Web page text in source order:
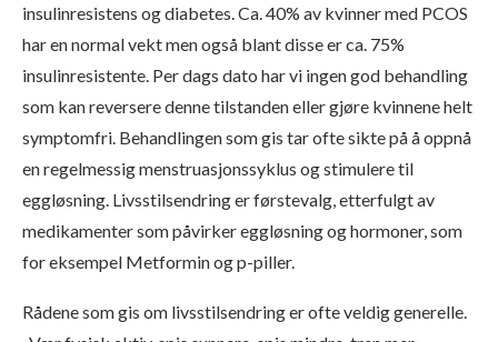
insulinresistens og diabetes. Ca. 40% av kvinner med PCOS
har en normal vekt men også blant disse er ca. 75%
insulinresistente. Per dags dato har vi ingen god behandling
som kan reversere denne tilstanden eller gjøre kvinnene helt
symptomfri. Behandlingen som gis tar ofte sikte på å oppnå
en regelmessig menstruasjonssyklus og stimulere til
eggløsning. Livsstilsendring er førstevalg, etterfulgt av
medikamenter som påvirker eggløsning og hormoner, som
for eksempel Metformin og p-piller.
Rådene som gis om livsstilsendring er ofte veldig generelle.